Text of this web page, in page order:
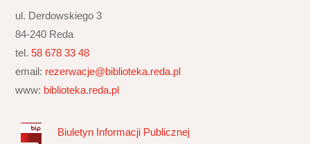
ul. Derdowskiego 3
84-240 Reda
tel.58 678 33 48
email: rezerwacje@biblioteka.reda.pl
www: biblioteka.reda.pl
Biuletyn Informacji Publicznej